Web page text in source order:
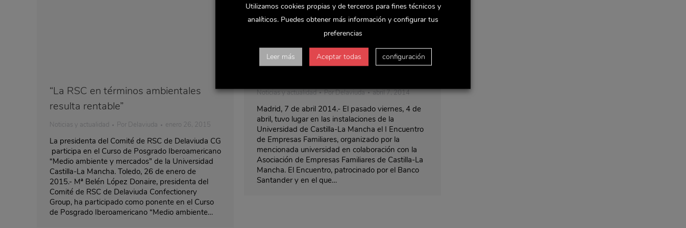
“La RSC en términos ambientales
resulta rentable”
Noticias y actualidad Por Delaviuda enero 26, 2015
La presidenta del Comité de RSC de Delaviuda CG
participa en el Curso de Posgrado Iberoamericano
“Medio ambiente y mercados” de la Universidad
Castilla-La Mancha. Toledo, 26 de enero de
2015.- Mª Belén López Donaire, presidenta del
Comité de RSC de Delaviuda Confectionery
Group, ha participado como ponente en el Curso
de Posgrado Iberoamericano “Medio ambiente…
en la universidad de Castilla-La
Noticias y actualidad PorDelaviuda abril 7, 2014
Madrid, 7 de abril 2014.- El pasado viernes, 4 de
abril, tuvo lugar en las instalaciones de la
Universidad de Castilla-La Mancha el I Encuentro
de Empresas Familiares, organizado por la
mencionada universidad en colaboración con la
Asociación de Empresas Familiares de Castilla-La
Mancha. El Encuentro, patrocinado por el Banco
Santander y en el que…
Utilizamos cookies propias y de terceros para fines técnicos y
analíticos. Puedes obtener más información y configurar tus
preferencias
Leer más Aceptar todas configuración